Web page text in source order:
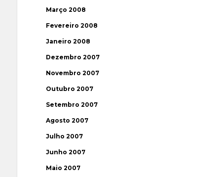
Março 2008
Fevereiro 2008
Janeiro 2008
Dezembro 2007
Novembro 2007
Outubro 2007
Setembro 2007
Agosto 2007
Julho 2007
Junho 2007
Maio 2007